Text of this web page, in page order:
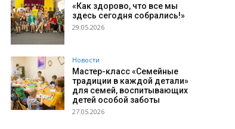
«Как здорово, что все мы
здесь сегодня собрались!»
29.05.2026
Новости
Мастер-класс «Семейные
традиции в каждой детали»
для семей, воспитывающих
детей особой заботы
27.05.2026